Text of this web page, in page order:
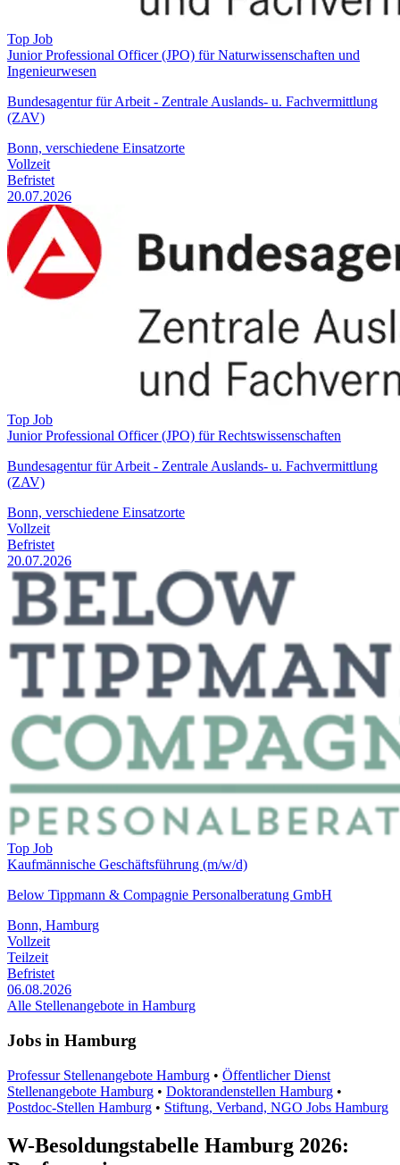
Top Job
Junior Professional Officer (JPO) für Naturwissenschaften und
Ingenieurwesen
Bundesagentur für Arbeit - Zentrale Auslands- u. Fachvermittlung
(ZAV)
Bonn, verschiedene Einsatzorte
Vollzeit
Befristet
20.07.2026
Top Job
Junior Professional Officer (JPO) für Rechtswissenschaften
Bundesagentur für Arbeit - Zentrale Auslands- u. Fachvermittlung
(ZAV)
Bonn, verschiedene Einsatzorte
Vollzeit
Befristet
20.07.2026
Top Job
Kaufmännische Geschäftsführung (m/w/d)
Below Tippmann & Compagnie Personalberatung GmbH
Bonn, Hamburg
Vollzeit
Teilzeit
Befristet
06.08.2026
Alle Stellenangebote in Hamburg
Jobs in Hamburg
Professur Stellenangebote Hamburg • Öffentlicher Dienst
Stellenangebote Hamburg • Doktorandenstellen Hamburg •
Postdoc-Stellen Hamburg • Stiftung, Verband, NGO Jobs Hamburg
W-Besoldungstabelle Hamburg 2026: